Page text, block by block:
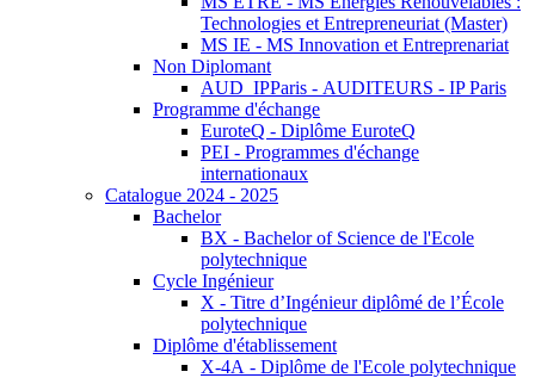
Technologies et Entrepreneuriat (Master)
MS IE - MS Innovation et Entreprenariat
Non Diplomant
AUD_IPParis - AUDITEURS - IP Paris
Programme d'échange
EuroteQ - Diplôme EuroteQ
PEI - Programmes d'échange
internationaux
Catalogue 2024 - 2025
Bachelor
BX - Bachelor of Science de l'Ecole
polytechnique
Cycle Ingénieur
X - Titre d’Ingénieur diplômé de l’École
polytechnique
Diplôme d'établissement
X-4A - Diplôme de l'Ecole polytechnique